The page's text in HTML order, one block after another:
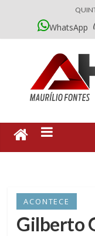
WhatsApp
ACONTECE
Gilberto